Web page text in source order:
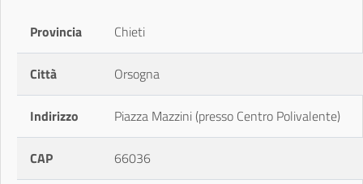
Provincia Chieti
Città Orsogna
Indirizzo Piazza Mazzini (presso Centro Polivalente)
CAP 66036